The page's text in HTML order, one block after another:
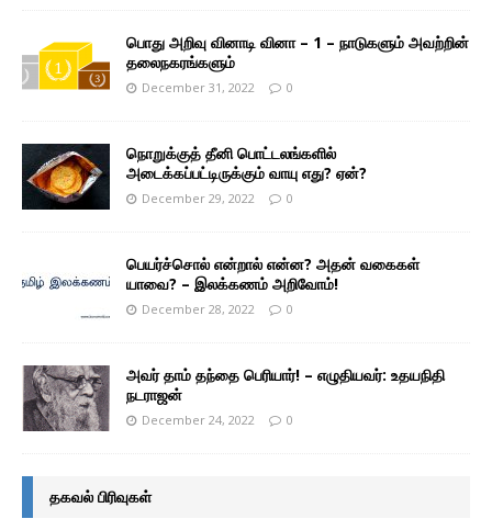
பொது அறிவு வினாடி வினா – 1 – நாடுகளும் அவற்றின்
தலைநகரங்களும்
December 31, 2022 0
நொறுக்குத் தீனி பொட்டலங்களில்
அடைக்கப்பட்டிருக்கும் வாயு எது? ஏன்?
December 29, 2022 0
பெயர்ச்சொல் என்றால் என்ன? அதன் வகைகள்
யாவை? – இலக்கணம் அறிவோம்!
December 28, 2022 0
அவர் தாம் தந்தை பெரியார்! – எழுதியவர்: உதயநிதி
நடராஜன்
December 24, 2022 0
தகவல் பிரிவுகள்